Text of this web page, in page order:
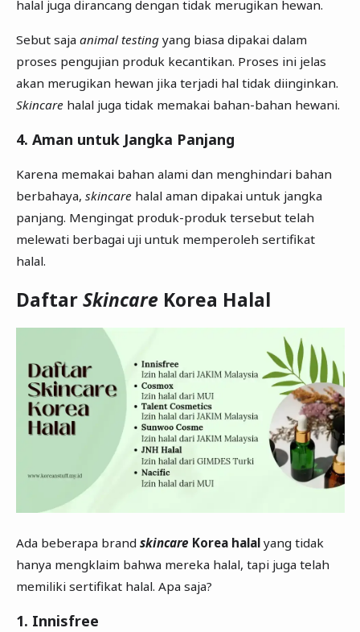
halal juga dirancang dengan tidak merugikan hewan.
Sebut saja animal testingyang biasa dipakai dalam
proses pengujian produk kecantikan. Proses ini jelas
akan merugikan hewan jika terjadi hal tidak diinginkan.
Skincare halal juga tidak memakai bahan-bahan hewani.
4. Aman untuk Jangka Panjang
Karena memakai bahan alami dan menghindari bahan
berbahaya, skincare halal aman dipakai untuk jangka
panjang. Mengingat produk-produk tersebut telah
melewati berbagai uji untuk memperoleh sertifikat
halal.
DaftarSkincareKorea Halal
Ada beberapa brand skincare Korea halalyang tidak
hanya mengklaim bahwa mereka halal, tapi juga telah
memiliki sertifikat halal. Apa saja?
1. Innisfree